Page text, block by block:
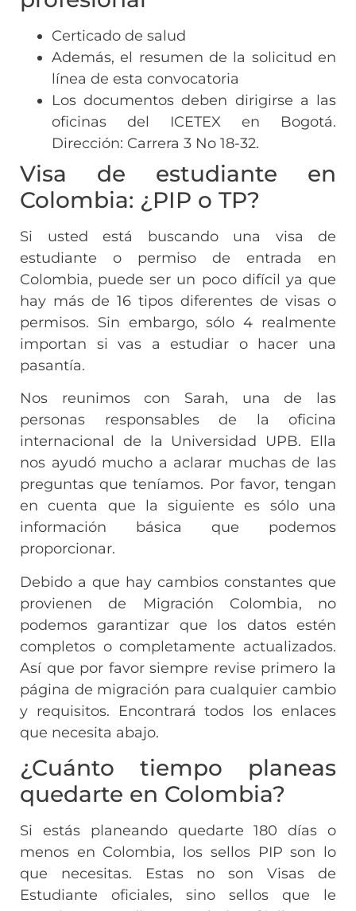
Certicado de salud
Además, el resumen de la solicitud en
línea de esta convocatoria
Los documentos deben dirigirse a las
oficinas del ICETEX en Bogotá.
Dirección: Carrera 3 No 18-32.
Visa de estudiante en
Colombia: ¿PIP o TP?
Si usted está buscando una visa de
estudiante o permiso de entrada en
Colombia, puede ser un poco difícil ya que
hay más de 16 tipos diferentes de visas o
permisos. Sin embargo, sólo 4 realmente
importan si vas a estudiar o hacer una
pasantía.
Nos reunimos con Sarah, una de las
personas responsables de la oficina
internacional de la Universidad UPB. Ella
nos ayudó mucho a aclarar muchas de las
preguntas que teníamos. Por favor, tengan
en cuenta que la siguiente es sólo una
información básica que podemos
proporcionar.
Debido a que hay cambios constantes que
provienen de Migración Colombia, no
podemos garantizar que los datos estén
completos o completamente actualizados.
Así que por favor siempre revise primero la
página de migración para cualquier cambio
y requisitos. Encontrará todos los enlaces
que necesita abajo.
¿Cuánto tiempo planeas
quedarte en Colombia?
Si estás planeando quedarte 180 días o
menos en Colombia, los sellos PIP son lo
que necesitas. Estas no son Visas de
Estudiante oficiales, sino sellos que le